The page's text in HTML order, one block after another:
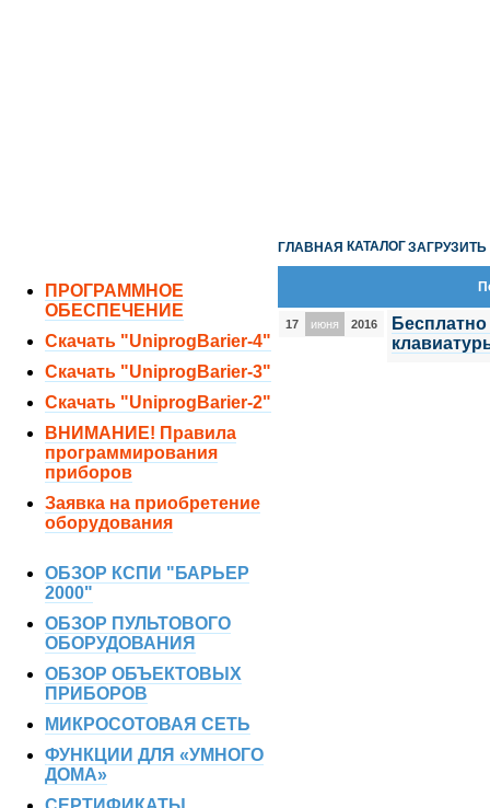
ПРОГРАММНОЕ
ОБЕСПЕЧЕНИЕ
Скачать "UniprogBarier-4"
Скачать "UniprogBarier-3"
Скачать "UniprogBarier-2"
ВНИМАНИЕ! Правила
программирования
приборов
Заявка на приобретение
оборудования
ОБЗОР КСПИ "БАРЬЕР
2000"
ОБЗОР ПУЛЬТОВОГО
ОБОРУДОВАНИЯ
ОБЗОР ОБЪЕКТОВЫХ
ПРИБОРОВ
МИКРОСОТОВАЯ СЕТЬ
ФУНКЦИИ ДЛЯ «УМНОГО
ДОМА»
ГЛАВНАЯ КАТАЛОГЗАГРУЗИТЬ
17 июня 2016